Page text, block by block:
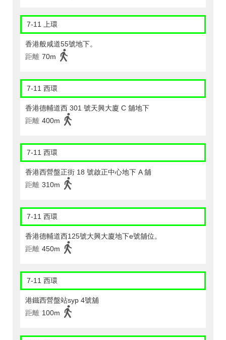
7-11 上環
香港般咸道55號地下。
距離 70m
7-11 西環
香港德輔道西 301 號天興大廈 C 舖地下
距離 400m
7-11 西環
香港西營盤正街 18 號啟正中心地下 A 舖
距離 310m
7-11 西環
香港德輔道西125號大興大廈地下e號舖位。
距離 450m
7-11 西環
港鐵西營盤站syp 4號舖
距離 100m